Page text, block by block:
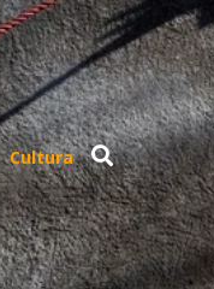
Cultura